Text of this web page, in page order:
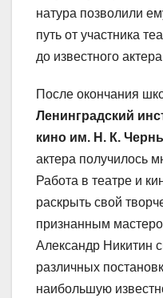
натура позволили
путь от участника
до известного
После окончания
Ленинградский
кино им. Н. К.
актера получилось
Работа в театре и
раскрыть свой
признанным
Александр Никитин
различных
наибольшую